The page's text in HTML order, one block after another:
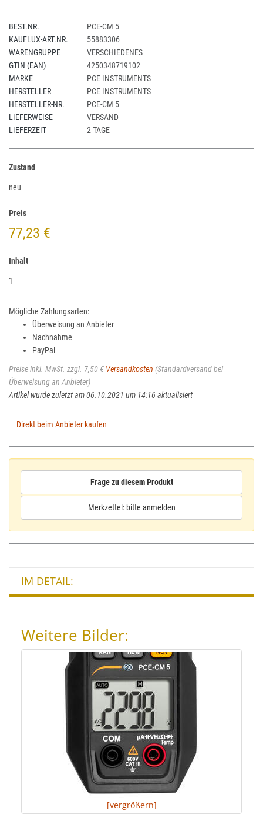
BEST.NR.
PCE-CM 5
KAUFLUX-ART.NR.
55883306
WARENGRUPPE
VERSCHIEDENES
GTIN (EAN)
4250348719102
MARKE
PCE INSTRUMENTS
HERSTELLER
PCE INSTRUMENTS
HERSTELLER-NR.
PCE-CM 5
LIEFERWEISE
VERSAND
LIEFERZEIT
2 TAGE
Zustand
neu
Preis
77,23 €
Inhalt
1
Mögliche Zahlungsarten:
Überweisung an Anbieter
Nachnahme
PayPal
Preise inkl. MwSt. zzgl. 7,50 € Versandkosten (Standardversand bei
Überweisung an Anbieter)
Artikel wurde zuletzt am 06.10.2021 um 14:16 aktualisiert
Direkt beim Anbieter kaufen
Frage zu diesem Produkt
Merkzettel: bitte anmelden
IM DETAIL:
Weitere Bilder:
[vergrößern]